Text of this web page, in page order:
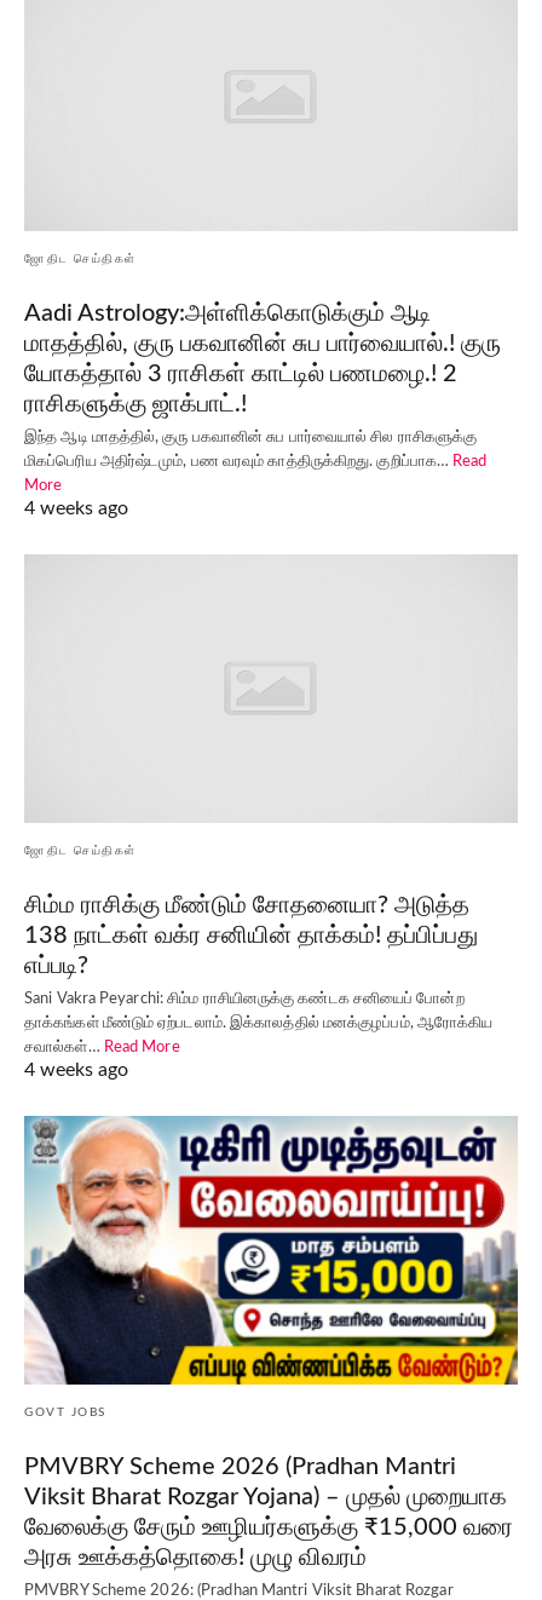
ஜோதிட செய்திகள்
Aadi Astrology:அள்ளிக்கொடுக்கும் ஆடி
மாதத்தில், குரு பகவானின் சுப பார்வையால்.! குரு
யோகத்தால் 3 ராசிகள் காட்டில் பணமழை.! 2
ராசிகளுக்கு ஜாக்பாட்.!
இந்த ஆடி மாதத்தில், குரு பகவானின் சுப பார்வையால் சில ராசிகளுக்கு
மிகப்பெரிய அதிர்ஷ்டமும், பண வரவும் காத்திருக்கிறது. குறிப்பாக… Read
More
4 weeks ago
ஜோதிட செய்திகள்
சிம்ம ராசிக்கு மீண்டும் சோதனையா? அடுத்த
138 நாட்கள் வக்ர சனியின் தாக்கம்! தப்பிப்பது
எப்படி?
Sani Vakra Peyarchi: சிம்ம ராசியினருக்கு கண்டக சனியைப் போன்ற
தாக்கங்கள் மீண்டும் ஏற்படலாம். இக்காலத்தில் மனக்குழப்பம், ஆரோக்கிய
சவால்கள்… Read More
4 weeks ago
GOVT JOBS
PMVBRY Scheme 2026 (Pradhan Mantri
Viksit Bharat Rozgar Yojana) – முதல் முறையாக
வேலைக்கு சேரும் ஊழியர்களுக்கு ₹15,000 வரை
அரசு ஊக்கத்தொகை! முழு விவரம்
PMVBRY Scheme 2026: (Pradhan Mantri Viksit Bharat Rozgar